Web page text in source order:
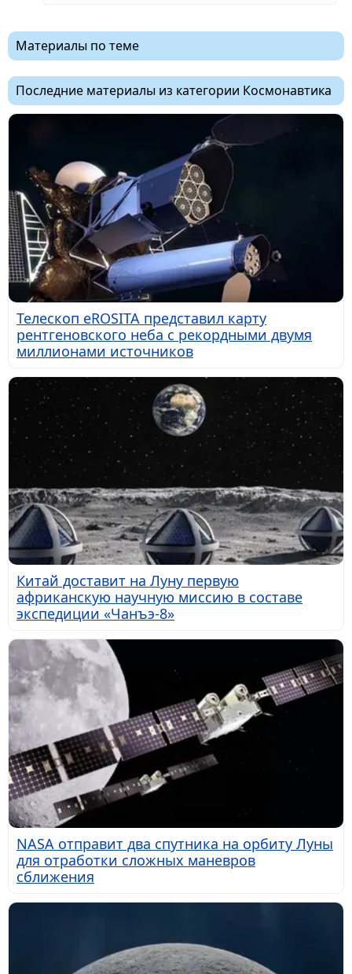
Материалы по теме
Последние материалы из категории Космонавтика
Телескоп eROSITA представил карту
рентгеновского неба с рекордными двумя
миллионами источников
Китай доставит на Луну первую
африканскую научную миссию в составе
экспедиции «Чанъэ-8»
NASA отправит два спутника на орбиту Луны
для отработки сложных маневров
сближения